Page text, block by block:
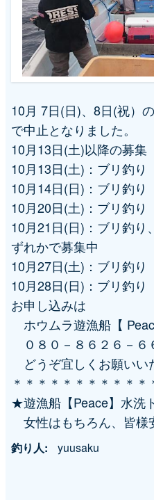
10月 7日(日)、8日(祝）
で中止となりました。
10月13日(土)以降の募集
10月13日(土)：ブリ釣
10月14日(日)：ブリ釣
10月20日(土)：ブリ釣
10月21日(日)：ブリ釣り
ずれかで募集中
10月27日(土)：ブリ釣
10月28日(日)：ブリ釣
お申し込みは
ホウムラ遊漁船【
０８０－８６２６－６
どうぞ宜しくお願いい
＊＊＊＊＊＊＊＊＊＊＊
★遊漁船【Peace】水洗
女性はもちろん、皆様
釣り人 yuusaku